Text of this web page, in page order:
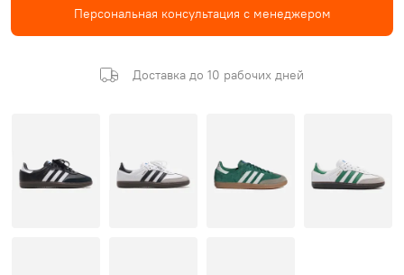
Персональная консультация с менеджером
Доставка до 10 рабочих дней